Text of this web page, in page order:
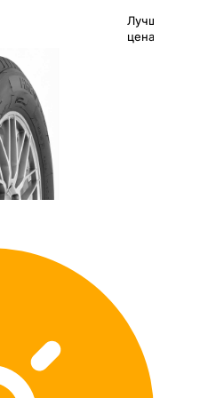
Лучшая
цена